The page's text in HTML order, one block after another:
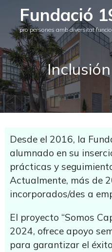
Fundació
pro persones amb diversitat
Desde el 2016, la
alumnado en su
prácticas y
Actualmente, más de
incorporados/des a
El proyecto “Somos
2024, ofrece apoyo
para garantizar el